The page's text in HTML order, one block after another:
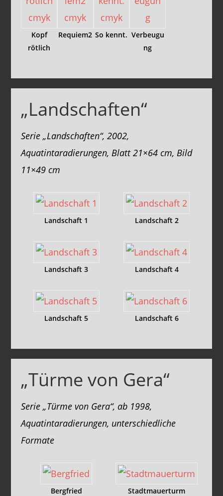
Kopf
rötlich
Requiem2 So kennt. Verbeugu
ng
„Landschaften“
Serie „Landschaften“, 2002,
Aquatintaradierungen, Blatt 21×64 cm, Bild
11×49 cm
Landschaft 1 Landschaft 2
Landschaft 3 Landschaft 4
Landschaft 5 Landschaft 6
„Türme von Gera“
Serie „Türme von Gera“, ab 1998,
Aquatintaradierungen, unterschiedliche
Formate
Bergfried Stadtmauerturm